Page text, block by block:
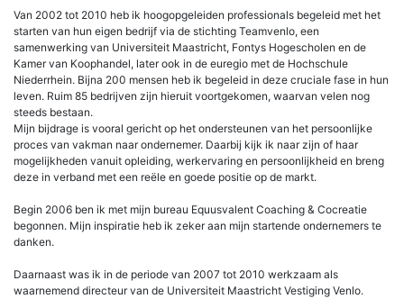
Van 2002 tot 2010 heb ik hoogopgeleiden professionals begeleid met het
starten van hun eigen bedrijf via de stichting Teamvenlo, een
samenwerking van Universiteit Maastricht, Fontys Hogescholen en de
Kamer van Koophandel, later ook in de euregio met de Hochschule
Niederrhein. Bijna 200 mensen heb ik begeleid in deze cruciale fase in hun
leven. Ruim 85 bedrijven zijn hieruit voortgekomen, waarvan velen nog
steeds bestaan.
Mijn bijdrage is vooral gericht op het ondersteunen van het persoonlijke
proces van vakman naar ondernemer. Daarbij kijk ik naar zijn of haar
mogelijkheden vanuit opleiding, werkervaring en persoonlijkheid en breng
deze in verband met een reële en goede positie op de markt.
Begin 2006 ben ik met mijn bureau Equusvalent Coaching & Cocreatie
begonnen. Mijn inspiratie heb ik zeker aan mijn startende ondernemers te
danken.
Daarnaast was ik in de periode van 2007 tot 2010 werkzaam als
waarnemend directeur van de Universiteit Maastricht Vestiging Venlo.